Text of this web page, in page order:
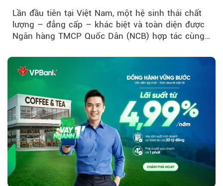
đầu Việt Nam
Lần đầu tiên tại Việt Nam, một hệ sinh thái chất
lượng – đẳng cấp – khác biệt và toàn diện được
Ngân hàng TMCP Quốc Dân (NCB) hợp tác cùng